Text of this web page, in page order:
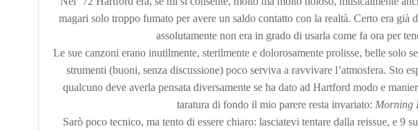
magari solo troppo fumato per avere un saldo contatto con la realtà. Certo era già
assolutamente non era in grado di usarla come fa ora per
Le sue canzoni erano inutilmente, sterilmente e dolorosamente prolisse, belle solo
strumenti (buoni, senza discussione) poco serviva a ravvivare l’atmosfera. Sto
qualcuno deve averla pensata diversamente se ha dato ad Hartford modo e
taratura di fondo il mio parere resta invariato: Morning
Sarò poco tecnico, ma tento di essere chiaro: lasciatevi tentare dalla reissue, e 9